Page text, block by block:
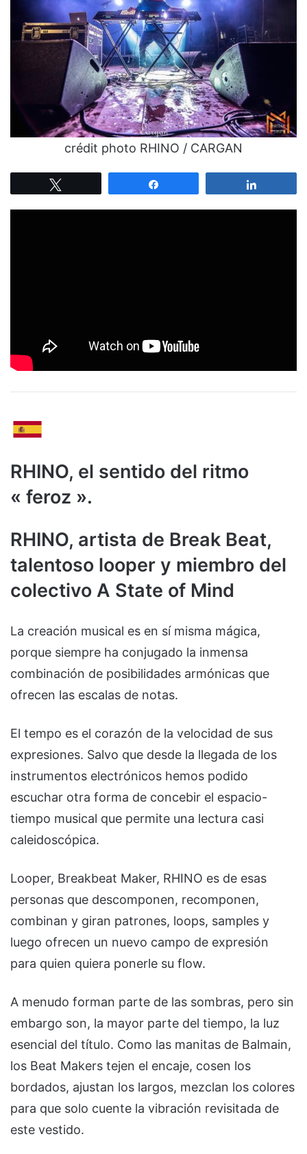
crédit photo RHINO / CARGAN
RHINO, el sentido del ritmo
« feroz ».
RHINO, artista de Break Beat,
talentoso looper y miembro del
colectivo A State of Mind
La creación musical es en sí misma mágica,
porque siempre ha conjugado la inmensa
combinación de posibilidades armónicas que
ofrecen las escalas de notas.
El tempo es el corazón de la velocidad de sus
expresiones. Salvo que desde la llegada de los
instrumentos electrónicos hemos podido
escuchar otra forma de concebir el espacio-
tiempo musical que permite una lectura casi
caleidoscópica.
Looper, Breakbeat Maker, RHINO es de esas
personas que descomponen, recomponen,
combinan y giran patrones, loops, samples y
luego ofrecen un nuevo campo de expresión
para quien quiera ponerle su flow.
A menudo forman parte de las sombras, pero sin
embargo son, la mayor parte del tiempo, la luz
esencial del título. Como las manitas de Balmain,
los Beat Makers tejen el encaje, cosen los
bordados, ajustan los largos, mezclan los colores
para que solo cuente la vibración revisitada de
este vestido.